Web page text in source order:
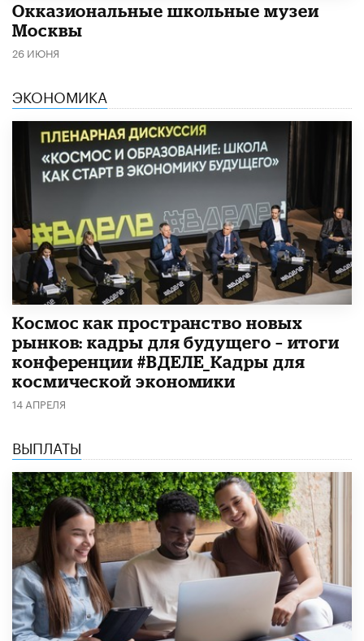
​Окказиональные школьные музеи
Москвы
26 ИЮНЯ
ЭКОНОМИКА
Космос как пространство новых
рынков: кадры для будущего – итоги
конференции #ВДЕЛЕ_Кадры для
космической экономики
14 АПРЕЛЯ
ВЫПЛАТЫ